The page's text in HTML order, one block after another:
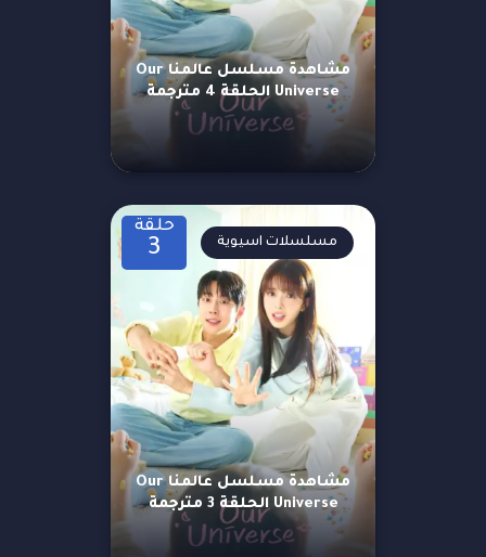
مشاهدة مسلسل عالمنا Our
Universe الحلقة 4 مترجمة
حلقة
3
مشاهدة مسلسل عالمنا Our
Universe الحلقة 3 مترجمة
مسلسلات اسيوية